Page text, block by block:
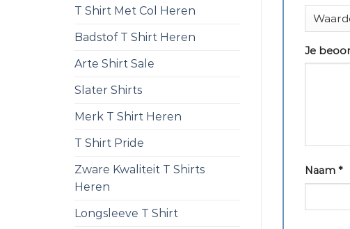
T Shirt Met Col Heren
Badstof T Shirt Heren
Arte Shirt Sale
Slater Shirts
Merk T Shirt Heren
T Shirt Pride
Zware Kwaliteit T Shirts
Heren
Longsleeve T Shirt
Je
Naam *